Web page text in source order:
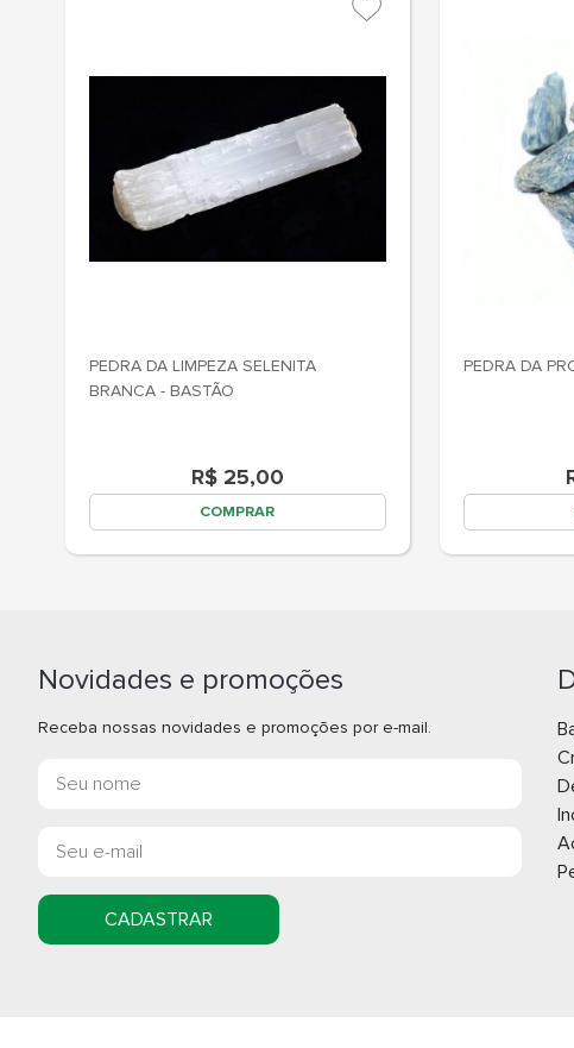
PEDRA DA LIMPEZA SELENITA
BRANCA - BASTÃO
R$ 25,00
COMPRAR
PEDRA DA
Novidades e promoções
Receba nossas novidades e promoções por e-mail.
CADASTRAR